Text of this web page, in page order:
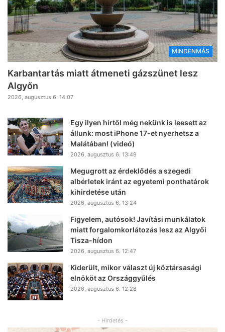
MINDENMÁS
Karbantartás miatt átmeneti gázszünet lesz
Algyőn
2026, augusztus 6. 14:07
Egy ilyen hírtől még nekünk is leesett az
állunk: most iPhone 17-et nyerhetsz a
Malátában! (videó)
2026, augusztus 6. 13:49
Megugrott az érdeklődés a szegedi
albérletek iránt az egyetemi ponthatárok
kihirdetése után
2026, augusztus 6. 13:24
Figyelem, autósok! Javítási munkálatok
miatt forgalomkorlátozás lesz az Algyői
Tisza-hídon
2026, augusztus 6. 12:47
Kiderült, mikor választ új köztársasági
elnököt az Országgyűlés
2026, augusztus 6. 12:28
- Hirdetés -